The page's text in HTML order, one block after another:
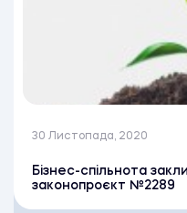
30 Листопада, 2020
Бізнес-спільнота
законопроєкт №2289